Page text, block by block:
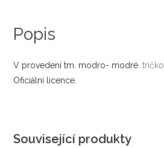
Popis
V provedení tm. modro- modré.tričko
Oficiální licence.
Související produkty